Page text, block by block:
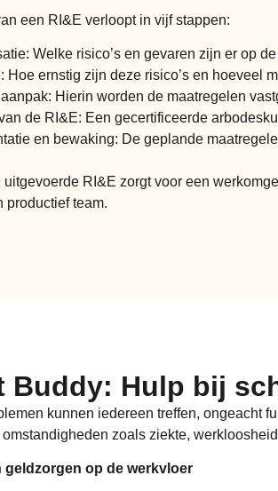
een RI&E verloopt in vijf stappen:
Welke risico’s en gevaren zijn er op
Hoe ernstig zijn deze risico’s en hoeveel
Hierin worden de maatregelen
de RI&E: Een gecertificeerde
en bewaking: De geplande
uitgevoerde RI&E zorgt voor een
productief team.
Buddy: Hulp bij
kunnen iedereen treffen, ongeacht
zoals ziekte,
geldzorgen op de werkvloer